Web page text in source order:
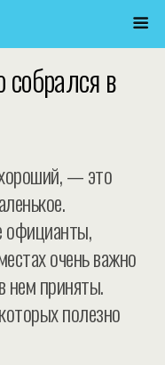
в
— это
очень важно
нем приняты.
полезно